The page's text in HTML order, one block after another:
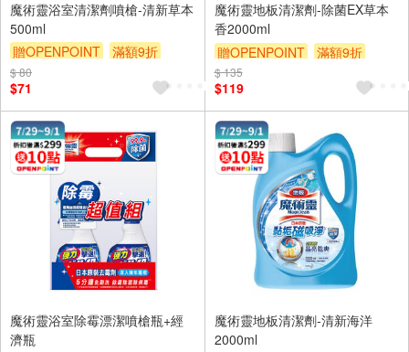
魔術靈浴室清潔劑噴槍-清新草本
500ml
贈OPENPOINT
滿額9折
贈$200
$ 80
$71
魔術靈地板清潔劑-除菌EX草本
香2000ml
贈OPENPOINT
滿額9折
贈$200
$ 135
$119
魔術靈浴室除霉漂潔噴槍瓶+經
濟瓶
魔術靈地板清潔劑-清新海洋
2000ml